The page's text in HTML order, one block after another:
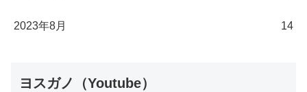
2023年8月 14
ヨスガノ（Youtube）